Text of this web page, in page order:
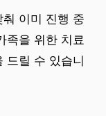
이미 진행 중
족을 위한 치료
드릴 수 있습니